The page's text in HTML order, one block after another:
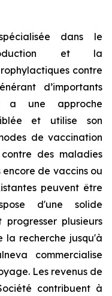
dans le
et la
contre
d’importants
a une approche
et utilise son
de vaccination
des maladies
encore de vaccins ou
peuvent être
d'une solide
plusieurs
la recherche jusqu'à
commercialise
Les revenus de
contribuent à